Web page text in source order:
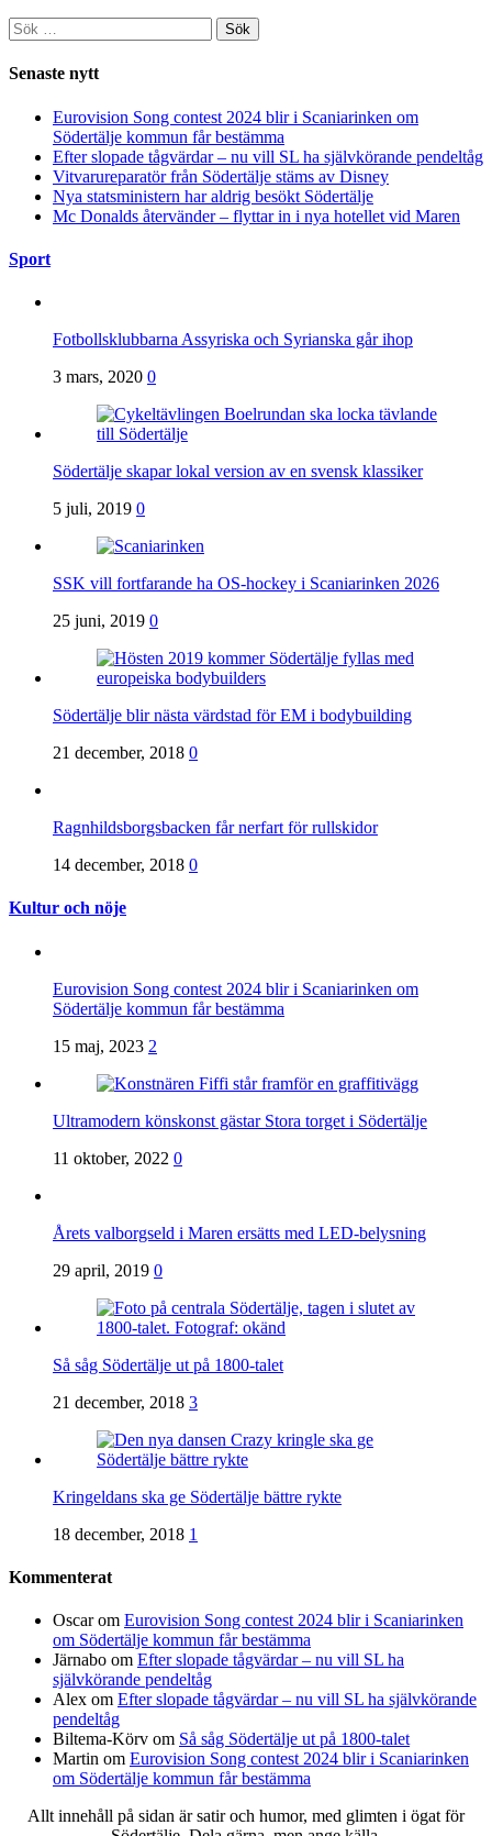
Sök
efter:
Senaste nytt
Eurovision Song contest 2024 blir i Scaniarinken om
Södertälje kommun får bestämma
Efter slopade tågvärdar – nu vill SL ha självkörande pendeltåg
Vitvarureparatör från Södertälje stäms av Disney
Nya statsministern har aldrig besökt Södertälje
Mc Donalds återvänder – flyttar in i nya hotellet vid Maren
Sport
Fotbollsklubbarna Assyriska och Syrianska går ihop
3 mars, 2020 0
Södertälje skapar lokal version av en svensk klassiker
5 juli, 2019 0
SSK vill fortfarande ha OS-hockey i Scaniarinken 2026
25 juni, 2019 0
Södertälje blir nästa värdstad för EM i bodybuilding
21 december, 2018 0
Ragnhildsborgsbacken får nerfart för rullskidor
14 december, 2018 0
Kultur och nöje
Eurovision Song contest 2024 blir i Scaniarinken om
Södertälje kommun får bestämma
15 maj, 2023 2
Ultramodern könskonst gästar Stora torget i Södertälje
11 oktober, 2022 0
Årets valborgseld i Maren ersätts med LED-belysning
29 april, 2019 0
Så såg Södertälje ut på 1800-talet
21 december, 2018 3
Kringeldans ska ge Södertälje bättre rykte
18 december, 2018 1
Kommenterat
Oscarom Eurovision Song contest 2024 blir i Scaniarinken
om Södertälje kommun får bestämma
Järnabo om Efter slopade tågvärdar – nu vill SL ha
självkörande pendeltåg
Alex om Efter slopade tågvärdar – nu vill SL ha självkörande
pendeltåg
Biltema-Körv om Så såg Södertälje ut på 1800-talet
Martin om Eurovision Song contest 2024 blir i Scaniarinken
om Södertälje kommun får bestämma
Allt innehåll på sidan är satir och humor, med glimten i ögat för